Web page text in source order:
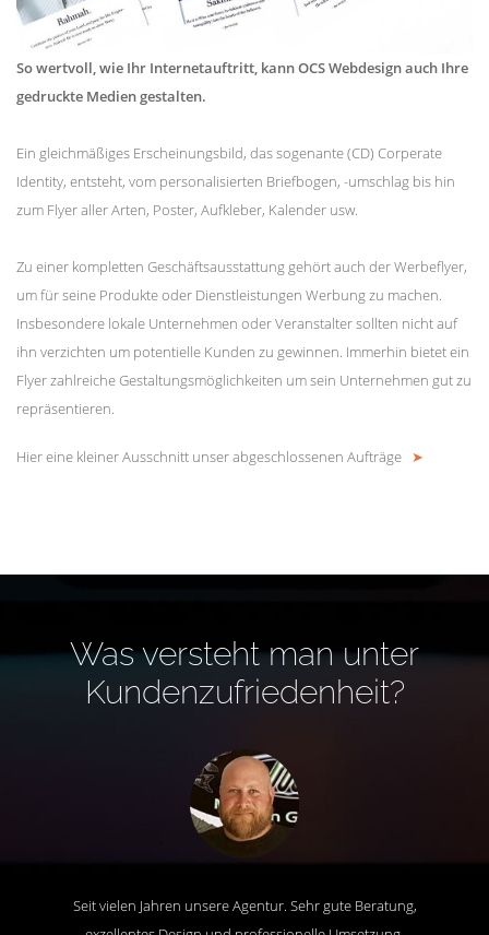
So wertvoll, wie Ihr Internetauftritt, kann OCS Webdesign auch Ihre
gedruckte Medien gestalten.
Ein gleichmäßiges Erscheinungsbild, das sogenante (CD) Corperate
Identity, entsteht, vom personalisierten Briefbogen, -umschlag bis hin
zum Flyer aller Arten, Poster, Aufkleber, Kalender usw.
Zu einer kompletten Geschäftsausstattung gehört auch der Werbeflyer,
um für seine Produkte oder Dienstleistungen Werbung zu machen.
Insbesondere lokale Unternehmen oder Veranstalter sollten nicht auf
ihn verzichten um potentielle Kunden zu gewinnen. Immerhin bietet ein
Flyer zahlreiche Gestaltungsmöglichkeiten um sein Unternehmen gut zu
repräsentieren.
Hier eine kleiner Ausschnitt unser abgeschlossenen Aufträge ➤
Was versteht man unter
Kundenzufriedenheit?
Seit vielen Jahren unsere Agentur. Sehr gute Beratung,